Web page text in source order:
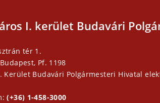
I. kerület Budavári
tér 1.
Pf. 1198
Kerület Budavári Polgármesteri Hivatal
(+36) 1-458-3000